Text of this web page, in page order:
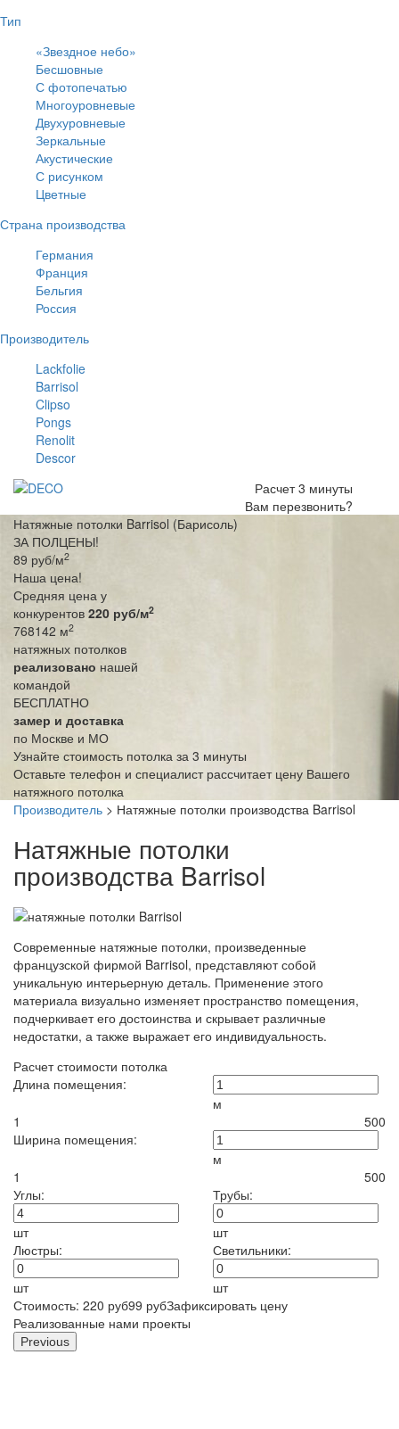
Тип
«Звездное небо»
Бесшовные
С фотопечатью
Многоуровневые
Двухуровневые
Зеркальные
Акустические
С рисунком
Цветные
Страна производства
Германия
Франция
Бельгия
Россия
Производитель
Lackfolie
Barrisol
Clipso
Pongs
Renolit
Descor
Расчет 3 минуты
Вам перезвонить?
Натяжные потолки Barrisol (Барисоль)
ЗА ПОЛЦЕНЫ!
89 руб/м2
Наша цена!
Средняя цена у
конкурентов 220 руб/м2
768142 м2
натяжных потолков
реализовано нашей
командой
БЕСПЛАТНО
замер и доставка
по Москве и МО
Узнайте стоимость потолка за 3 минуты
Оставьте телефон и специалист рассчитает цену Вашего
натяжного потолка
Производитель > Натяжные потолки производства Barrisol
Натяжные потолки
производства Barrisol
Современные натяжные потолки, произведенные
французской фирмой Barrisol, представляют собой
уникальную интерьерную деталь. Применение этого
материала визуально изменяет пространство помещения,
подчеркивает его достоинства и скрывает различные
недостатки, а также выражает его индивидуальность.
Расчет стоимости потолка
Длина помещения:
м
1
500
Ширина помещения:
м
1
500
Углы:
шт
Трубы:
шт
Люстры:
шт
Светильники:
шт
Стоимость: 220 руб99 рубЗафиксировать цену
Реализованные нами проекты
Previous